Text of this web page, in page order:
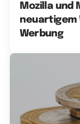
Mozilla und
neuartigem
Werbung